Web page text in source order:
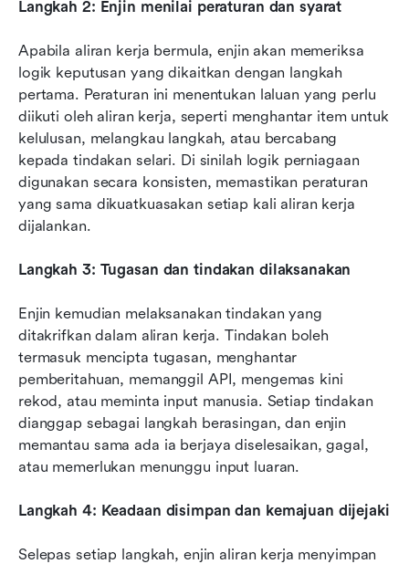
Langkah 2: Enjin menilai peraturan dan syarat
Apabila aliran kerja bermula, enjin akan memeriksa
logik keputusan yang dikaitkan dengan langkah
pertama. Peraturan ini menentukan laluan yang perlu
diikuti oleh aliran kerja, seperti menghantar item untuk
kelulusan, melangkau langkah, atau bercabang
kepada tindakan selari. Di sinilah logik perniagaan
digunakan secara konsisten, memastikan peraturan
yang sama dikuatkuasakan setiap kali aliran kerja
dijalankan.
Langkah 3: Tugasan dan tindakan dilaksanakan
Enjin kemudian melaksanakan tindakan yang
ditakrifkan dalam aliran kerja. Tindakan boleh
termasuk mencipta tugasan, menghantar
pemberitahuan, memanggil API, mengemas kini
rekod, atau meminta input manusia. Setiap tindakan
dianggap sebagai langkah berasingan, dan enjin
memantau sama ada ia berjaya diselesaikan, gagal,
atau memerlukan menunggu input luaran.
Langkah 4: Keadaan disimpan dan kemajuan dijejaki
Selepas setiap langkah, enjin aliran kerja menyimpan